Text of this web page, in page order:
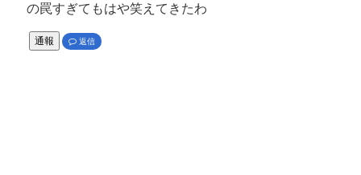
の罠すぎてもはや笑えてきたわ
通報 返信